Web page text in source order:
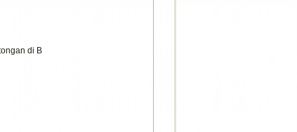
di B